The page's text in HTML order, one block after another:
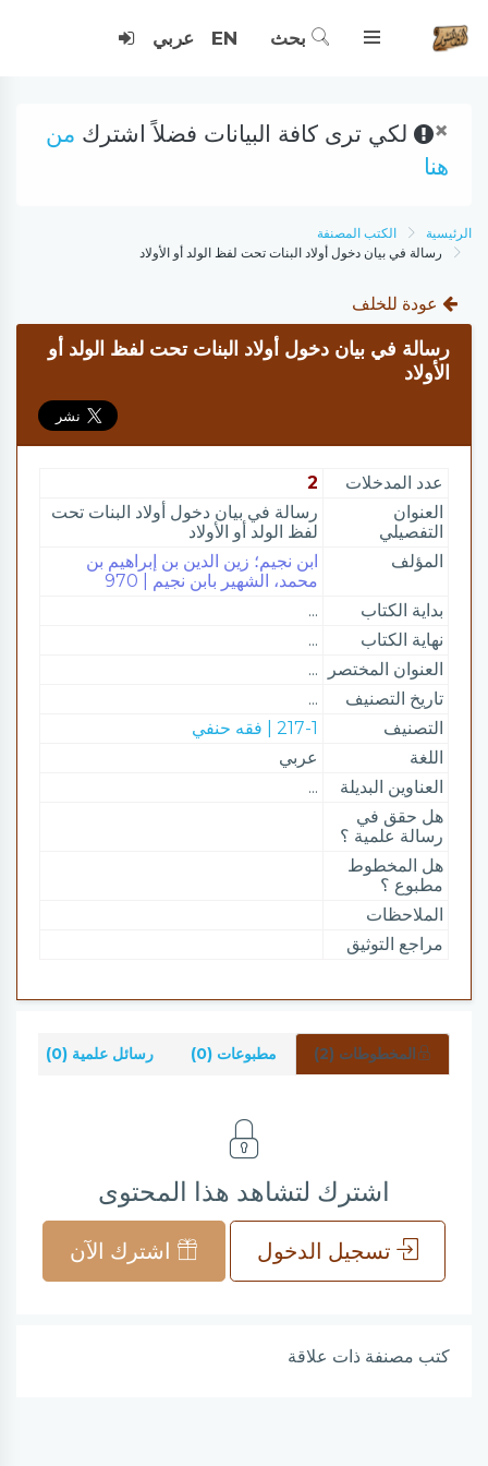
بحث EN عربي
× لكي ترى كافة البيانات فضلاً اشترك من
هنا
الرئيسية
الكتب المصنفة
رسالة في بيان دخول أولاد البنات تحت لفظ الولد أو الأولاد
عودة للخلف
رسالة في بيان دخول أولاد البنات تحت لفظ الولد أو
الأولاد
عدد المدخلات
2
العنوان
التفصيلي
رسالة في بيان دخول أولاد البنات تحت
لفظ الولد أو الأولاد
المؤلف
ابن نجيم؛ زين الدين بن إبراهيم بن
محمد، الشهير بابن نجيم | 970
بداية الكتاب
...
نهاية الكتاب
...
العنوان المختصر
...
تاريخ التصنيف
...
التصنيف
217-1 | فقه حنفي
اللغة
عربي
العناوين البديلة
...
هل حقق في
رسالة علمية ؟
هل المخطوط
مطبوع ؟
الملاحظات
مراجع التوثيق
المخطوطات (2) مطبوعات (0) رسائل علمية (0)
اشترك لتشاهد هذا المحتوى
تسجيل الدخول اشترك الآن
كتب مصنفة ذات علاقة